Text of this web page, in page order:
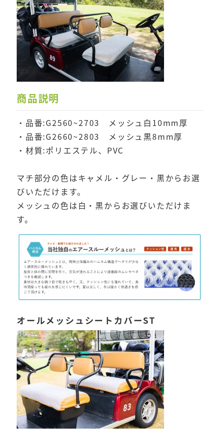
商品説明
・品番:G2560~2703 メッシュ白10mm厚
・品番:G2660~2803 メッシュ黒8mm厚
・材質:ポリエステル、PVC
マチ部分の色はキャメル・グレー・黒からお選
びいただけます。
メッシュの色は白・黒からお選びいただけま
す。
オールメッシュシートカバーST